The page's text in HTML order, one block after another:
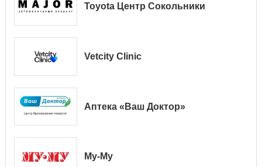
Toyota Центр Сокольники
Vetcity Clinic
Аптека «Ваш Доктор»
Му-Му